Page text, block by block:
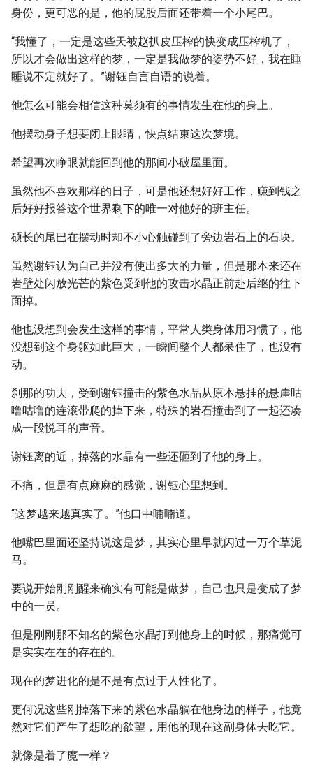
身份，更可恶的是，他的屁股后面还带着一个小尾巴。
“我懂了，一定是这些天被赵扒皮压榨的快变成压榨机了，
所以才会做出这样的梦，一定是我做梦的姿势不好，我在睡
睡说不定就好了。”谢钰自言自语的说着。
他怎么可能会相信这种莫须有的事情发生在他的身上。
他摆动身子想要闭上眼睛，快点结束这次梦境。
希望再次睁眼就能回到他的那间小破屋里面。
虽然他不喜欢那样的日子，可是他还想好好工作，赚到钱之
后好好报答这个世界剩下的唯一对他好的班主任。
硕长的尾巴在摆动时却不小心触碰到了旁边岩石上的石块。
虽然谢钰认为自己并没有使出多大的力量，但是那本来还在
岩壁处闪放光芒的紫色受到他的攻击水晶正前赴后继的往下
面掉。
他也没想到会发生这样的事情，平常人类身体用习惯了，他
没想到这个身躯如此巨大，一瞬间整个人都呆住了，也没有
动。
刹那的功夫，受到谢钰撞击的紫色水晶从原本悬挂的悬崖咕
噜咕噜的连滚带爬的掉下来，特殊的岩石撞击到了一起还凑
成一段悦耳的声音。
谢钰离的近，掉落的水晶有一些还砸到了他的身上。
不痛，但是有点麻麻的感觉，谢钰心里想到。
“这梦越来越真实了。”他口中喃喃道。
他嘴巴里面还坚持说这是梦，其实心里早就闪过一万个草泥
马。
要说开始刚刚醒来确实有可能是做梦，自己也只是变成了梦
中的一员。
但是刚刚那不知名的紫色水晶打到他身上的时候，那痛觉可
是实实在在的存在的。
现在的梦进化的是不是有点过于人性化了。
更何况这些刚掉落下来的紫色水晶躺在他身边的样子，他竟
然对它们产生了想吃的欲望，用他的现在这副身体去吃它。
就像是着了魔一样？